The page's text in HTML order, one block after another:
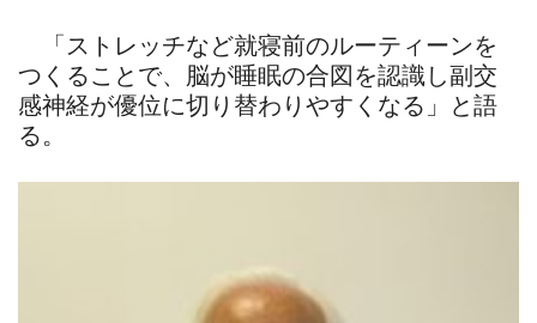
「ストレッチなど就寝前のルーティーンを
つくることで、脳が睡眠の合図を認識し副交
感神経が優位に切り替わりやすくなる」と語
る。